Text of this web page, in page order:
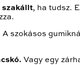
szakállt, ha tudsz.
A szokásos
Vagy egy